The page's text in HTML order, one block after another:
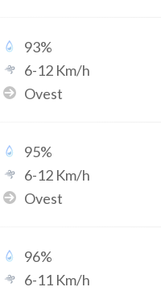
93%
6-12 Km/h
Ovest
95%
6-12 Km/h
Ovest
96%
6-11 Km/h